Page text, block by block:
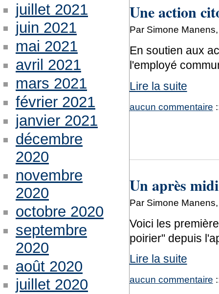
Une action
Par Simone
En soutien aux
l'employé
Lire la suite
aucun commentaire
Un après
Par Simone
Voici les
poirier" depuis
Lire la suite
aucun commentaire
juillet 2021
juin 2021
mai 2021
avril 2021
mars 2021
février 2021
janvier 2021
décembre
2020
novembre
2020
octobre 2020
septembre
2020
août 2020
juillet 2020